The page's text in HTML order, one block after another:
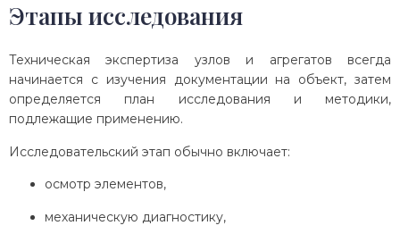
Этапы исследования
Техническая экспертиза узлов и агрегатов всегда
начинается с изучения документации на объект, затем
определяется план исследования и методики,
подлежащие применению.
Исследовательский этап обычно включает:
осмотр элементов,
механическую диагностику,